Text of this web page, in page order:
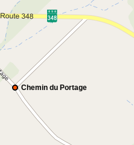
Chemin du Portage